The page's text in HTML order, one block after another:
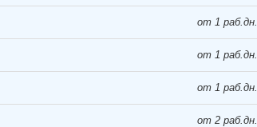
от 1 раб.дн.
от 1 раб.дн.
от 1 раб.дн.
от 2 раб.дн.